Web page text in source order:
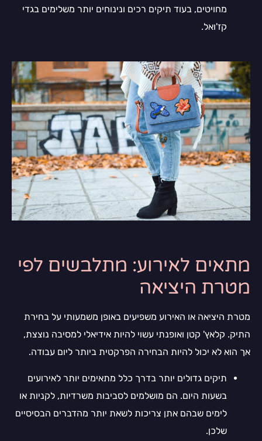
מחויטים, בעוד תיקים רכים ונינוחים יותר משלימים בגדי
קז'ואל.
מתאים לאירוע: מתלבשים לפי
מטרת היציאה
מטרת היציאה או האירוע משפיעים באופן משמעותי על בחירת
התיק. קלאץ' קטן ואופנתי עשוי להיות אידיאלי למסיבה נוצצת,
אך הוא לא יכול להיות הבחירה הפרקטית ביותר ליום עבודה.
תיקים גדולים יותר בדרך כלל מתאימים יותר לאירועים
בשעות היום. הם מושלמים לסביבות משרדיות, לקניות או
לימים שבהם אתן צריכות לשאת יותר מהדברים הבסיסיים
שלכן.